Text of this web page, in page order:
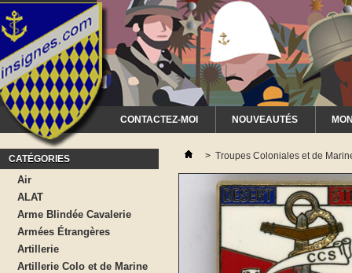
CONTACTEZ-MOI NOUVEAUTÉS
CATÉGORIES
Air
ALAT
Arme Blindée Cavalerie
Armées Étrangères
Artillerie
Artillerie Colo et de Marine
> Troupes Coloniales et de